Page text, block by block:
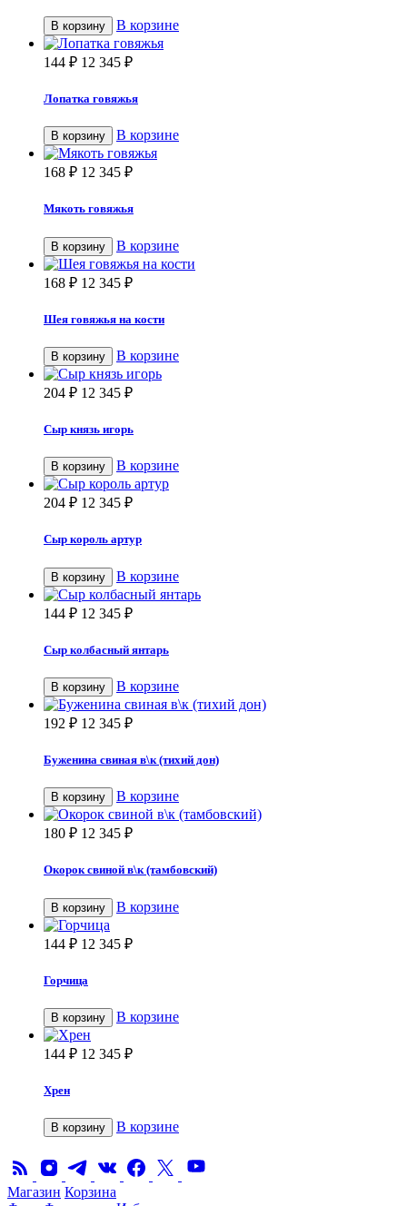
В корзину В корзине
144 ₽ 12 345 ₽
Лопатка говяжья
В корзину В корзине
168 ₽ 12 345 ₽
Мякоть говяжья
В корзину В корзине
168 ₽ 12 345 ₽
Шея говяжья на кости
В корзину В корзине
204 ₽ 12 345 ₽
Сыр князь игорь
В корзину В корзине
204 ₽ 12 345 ₽
Сыр король артур
В корзину В корзине
144 ₽ 12 345 ₽
Сыр колбасный янтарь
В корзину В корзине
192 ₽ 12 345 ₽
Буженина свиная в\к (тихий дон)
В корзину В корзине
180 ₽ 12 345 ₽
Окорок свиной в\к (тамбовский)
В корзину В корзине
144 ₽ 12 345 ₽
Горчица
В корзину В корзине
144 ₽ 12 345 ₽
Хрен
В корзину В корзине
Магазин Корзина